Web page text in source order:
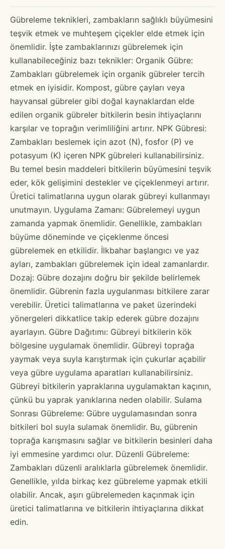
Gübreleme teknikleri, zambakların sağlıklı büyümesini
teşvik etmek ve muhteşem çiçekler elde etmek için
önemlidir. İşte zambaklarınızı gübrelemek için
kullanabileceğiniz bazı teknikler: Organik Gübre:
Zambakları gübrelemek için organik gübreler tercih
etmek en iyisidir. Kompost, gübre çayları veya
hayvansal gübreler gibi doğal kaynaklardan elde
edilen organik gübreler bitkilerin besin ihtiyaçlarını
karşılar ve toprağın verimliliğini artırır. NPK Gübresi:
Zambakları beslemek için azot (N), fosfor (P) ve
potasyum (K) içeren NPK gübreleri kullanabilirsiniz.
Bu temel besin maddeleri bitkilerin büyümesini teşvik
eder, kök gelişimini destekler ve çiçeklenmeyi artırır.
Üretici talimatlarına uygun olarak gübreyi kullanmayı
unutmayın. Uygulama Zamanı: Gübrelemeyi uygun
zamanda yapmak önemlidir. Genellikle, zambakları
büyüme döneminde ve çiçeklenme öncesi
gübrelemek en etkilidir. İlkbahar başlangıcı ve yaz
ayları, zambakları gübrelemek için ideal zamanlardır.
Dozaj: Gübre dozajını doğru bir şekilde belirlemek
önemlidir. Gübrenin fazla uygulanması bitkilere zarar
verebilir. Üretici talimatlarına ve paket üzerindeki
yönergeleri dikkatlice takip ederek gübre dozajını
ayarlayın. Gübre Dağıtımı: Gübreyi bitkilerin kök
bölgesine uygulamak önemlidir. Gübreyi toprağa
yaymak veya suyla karıştırmak için çukurlar açabilir
veya gübre uygulama aparatları kullanabilirsiniz.
Gübreyi bitkilerin yapraklarına uygulamaktan kaçının,
çünkü bu yaprak yanıklarına neden olabilir. Sulama
Sonrası Gübreleme: Gübre uygulamasından sonra
bitkileri bol suyla sulamak önemlidir. Bu, gübrenin
toprağa karışmasını sağlar ve bitkilerin besinleri daha
iyi emmesine yardımcı olur. Düzenli Gübreleme:
Zambakları düzenli aralıklarla gübrelemek önemlidir.
Genellikle, yılda birkaç kez gübreleme yapmak etkili
olabilir. Ancak, aşırı gübrelemeden kaçınmak için
üretici talimatlarına ve bitkilerin ihtiyaçlarına dikkat
edin.